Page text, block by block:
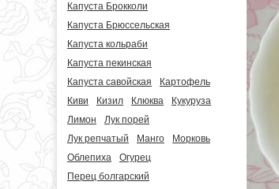
Капуста Брокколи
Капуста Брюссельская
Капуста кольраби
Капуста пекинская
Капуста савойская
Картофель
Киви
Кизил Клюква
Кукуруза
Лимон
Лук порей
Лук репчатый
Манго
Морковь
Облепиха
Огурец
Перец болгарский